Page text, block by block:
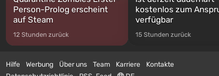
Person-Prolog erscheint
auf Steam
12 Stunden zurück
kostenlos zum
verfügbar
15 Stunden zurück
Hilfe Werbung Über uns Team Karriere
Kontakte